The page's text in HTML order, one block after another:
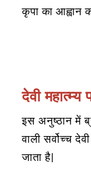
कृपा का आह्वान
देवी महात्म्य
इस अनुष्ठान में
वाली सर्वोच्च
जाता है|